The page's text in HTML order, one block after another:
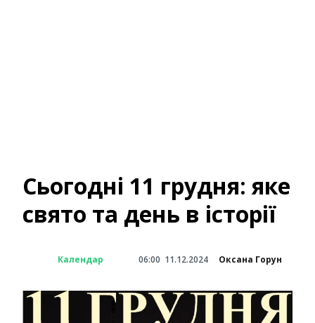
Сьогодні 11 грудня: яке
свято та день в історії
Календар 06:00 11.12.2024 Оксана Горун